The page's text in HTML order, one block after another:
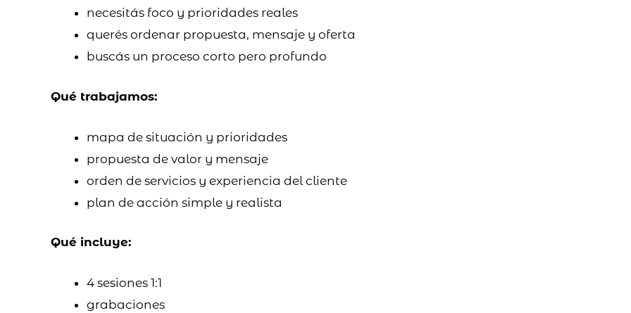
necesitás foco y prioridades reales
querés ordenar propuesta, mensaje y oferta
buscás un proceso corto pero profundo
Qué trabajamos:
mapa de situación y prioridades
propuesta de valor y mensaje
orden de servicios y experiencia del cliente
plan de acción simple y realista
Qué incluye:
4 sesiones 1:1
grabaciones